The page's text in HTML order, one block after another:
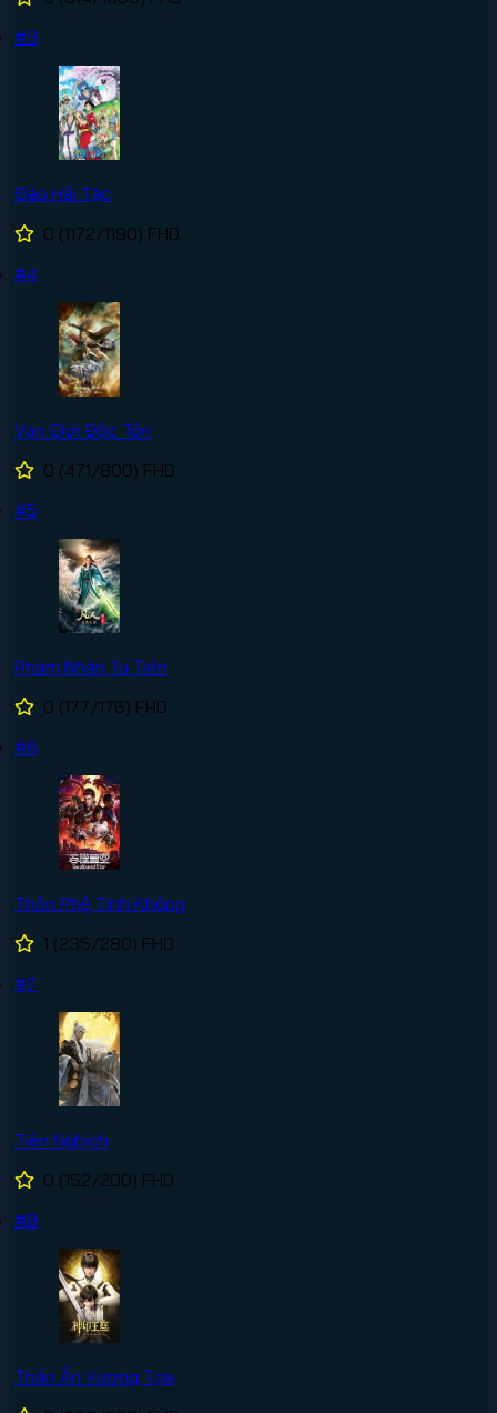
#3
Đảo Hải Tặc
0 (1172/1190) FHD
#4
Vạn Giới Độc Tôn
0 (471/800) FHD
#5
Phàm Nhân Tu Tiên
0 (177/176) FHD
#6
Thôn Phệ Tinh Không
1 (235/280) FHD
#7
Tiên Nghịch
0 (152/200) FHD
#8
Thần Ấn Vương Tọa